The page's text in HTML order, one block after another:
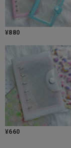
¥880
¥660